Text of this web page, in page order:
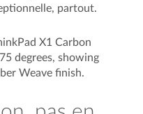
partout.